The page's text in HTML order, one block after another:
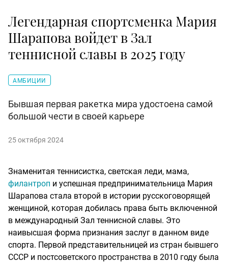
Легендарная спортсменка Мария
Шарапова войдет в Зал
теннисной славы в 2025 году
АМБИЦИИ
Бывшая первая ракетка мира удостоена самой
большой чести в своей карьере
25 октября 2024
Знаменитая теннисистка, светская леди, мама,
филантроп и успешная предпринимательница Мария
Шарапова стала второй в истории русскоговорящей
женщиной, которая добилась права быть включенной
в международный Зал теннисной славы. Это
наивысшая форма признания заслуг в данном виде
спорта. Первой представительницей из стран бывшего
СССР и постсоветского пространства в 2010 году была